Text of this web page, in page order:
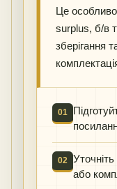
Це
surplus, б/в
зберігання
01
02
або